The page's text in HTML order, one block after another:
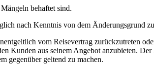
behaftet sind.
nach Kenntnis von dem Änderungsgrund
vom Reisevertrag zurückzutreten
Kunden aus seinem Angebot anzubieten.
gegenüber geltend zu machen.